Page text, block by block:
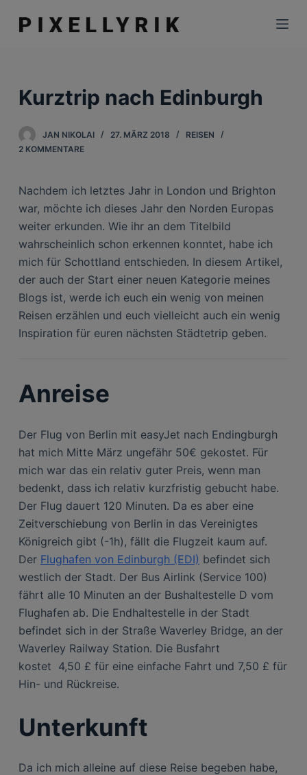
Z
u
p
n
g
e
n
Kurztrip nach Edinburgh
JAN NIKOLAI 27. MÄRZ 2018
REISEN
2 KOMMENTARE
Nachdem ich letztes Jahr in London und Brighton
war, möchte ich dieses Jahr den Norden Europas
weiter erkunden. Wie ihr an dem Titelbild
wahrscheinlich schon erkennen konntet, habe ich
mich für Schottland entschieden. In diesem Artikel,
der auch der Start einer neuen Kategorie meines
Blogs ist, werde ich euch ein wenig von meinen
Reisen erzählen und euch vielleicht auch ein wenig
Inspiration für euren nächsten Städtetrip geben.
Anreise
Der Flug von Berlin mit easyJet nach Endingburgh
hat mich Mitte März ungefähr 50€ gekostet. Für
mich war das ein relativ guter Preis, wenn man
bedenkt, dass ich relativ kurzfristig gebucht habe.
Der Flug dauert 120 Minuten. Da es aber eine
Zeitverschiebung von Berlin in das Vereinigtes
Königreich gibt (-1h), fällt die Flugzeit kaum auf.
Der Flughafen von Edinburgh (EDI) befindet sich
westlich der Stadt. Der Bus Airlink (Service 100)
fährt alle 10 Minuten an der Bushaltestelle D vom
Flughafen ab. Die Endhaltestelle in der Stadt
befindet sich in der Straße Waverley Bridge, an der
Waverley Railway Station. Die Busfahrt
kostet 4,50 £ für eine einfache Fahrt und 7,50 £ für
Hin- und Rückreise.
Unterkunft
Da ich mich alleine auf diese Reise begeben habe,